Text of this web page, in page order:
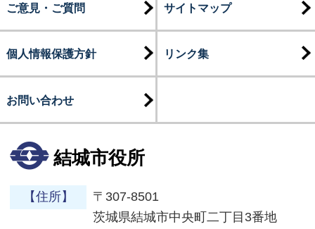
ご意見・ご質問 サイトマップ
個人情報保護方針 リンク集
お問い合わせ
結城市役所
【住所】
〒307-8501
茨城県結城市中央町二丁目3番地